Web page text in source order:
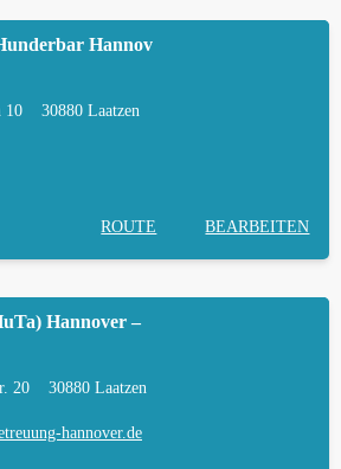
Hannov
10 30880 Laatzen
ROUTE BEARBEITEN
Hannover –
20 30880 Laatzen
hannover.de